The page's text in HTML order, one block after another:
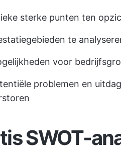
sterke punten ten
te
voor
problemen en
SWOT-